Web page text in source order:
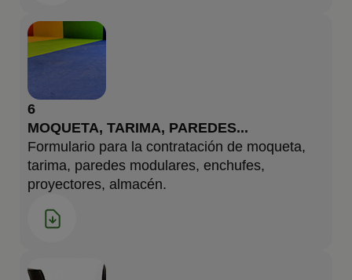
6
MOQUETA, TARIMA, PAREDES...
Formulario para la contratación de moqueta,
tarima, paredes modulares, enchufes,
proyectores, almacén.